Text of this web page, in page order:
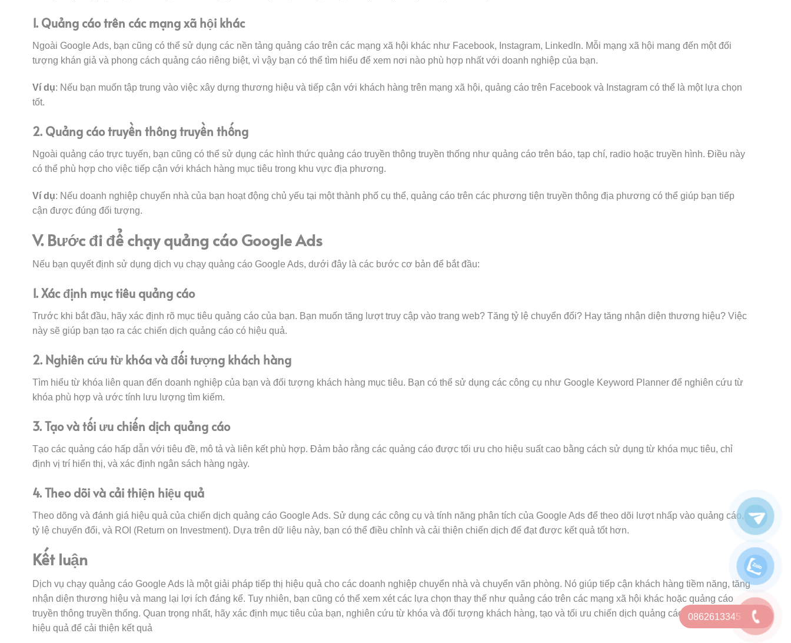
1. Quảng cáo trên các mạng xã hội khác
Ngoài Google Ads, bạn cũng có thể sử dụng các nền tảng quảng cáo trên các mạng xã hội khác như Facebook, Instagram, LinkedIn. Mỗi mạng xã hội mang đến một đối
tượng khán giả và phong cách quảng cáo riêng biệt, vì vậy bạn có thể tìm hiểu để xem nơi nào phù hợp nhất với doanh nghiệp của bạn.
Ví dụ: Nếu bạn muốn tập trung vào việc xây dựng thương hiệu và tiếp cận với khách hàng trên mạng xã hội, quảng cáo trên Facebook và Instagram có thể là một lựa chọn
tốt.
2. Quảng cáo truyền thông truyền thống
Ngoài quảng cáo trực tuyến, bạn cũng có thể sử dụng các hình thức quảng cáo truyền thông truyền thống như quảng cáo trên báo, tạp chí, radio hoặc truyền hình. Điều này
có thể phù hợp cho việc tiếp cận với khách hàng mục tiêu trong khu vực địa phương.
Ví dụ: Nếu doanh nghiệp chuyển nhà của bạn hoạt động chủ yếu tại một thành phố cụ thể, quảng cáo trên các phương tiện truyền thông địa phương có thể giúp bạn tiếp
cận được đúng đối tượng.
V. Bước đi để chạy quảng cáo Google Ads
Nếu bạn quyết định sử dụng dịch vụ chạy quảng cáo Google Ads, dưới đây là các bước cơ bản để bắt đầu:
1. Xác định mục tiêu quảng cáo
Trước khi bắt đầu, hãy xác định rõ mục tiêu quảng cáo của bạn. Bạn muốn tăng lượt truy cập vào trang web? Tăng tỷ lệ chuyển đổi? Hay tăng nhận diện thương hiệu? Việc
này sẽ giúp bạn tạo ra các chiến dịch quảng cáo có hiệu quả.
2. Nghiên cứu từ khóa và đối tượng khách hàng
Tìm hiểu từ khóa liên quan đến doanh nghiệp của bạn và đối tượng khách hàng mục tiêu. Bạn có thể sử dụng các công cụ như Google Keyword Planner để nghiên cứu từ
khóa phù hợp và ước tính lưu lượng tìm kiếm.
3. Tạo và tối ưu chiến dịch quảng cáo
Tạo các quảng cáo hấp dẫn với tiêu đề, mô tả và liên kết phù hợp. Đảm bảo rằng các quảng cáo được tối ưu cho hiệu suất cao bằng cách sử dụng từ khóa mục tiêu, chỉ
định vị trí hiển thị, và xác định ngân sách hàng ngày.
4. Theo dõi và cải thiện hiệu quả
Theo dõng và đánh giá hiệu quả của chiến dịch quảng cáo Google Ads. Sử dụng các công cụ và tính năng phân tích của Google Ads để theo dõi lượt nhấp vào quảng cáo,
tỷ lệ chuyển đổi, và ROI (Return on Investment). Dựa trên dữ liệu này, bạn có thể điều chỉnh và cải thiện chiến dịch để đạt được kết quả tốt hơn.
Kết luận
Dịch vụ chạy quảng cáo Google Ads là một giải pháp tiếp thị hiệu quả cho các doanh nghiệp chuyển nhà và chuyển văn phòng. Nó giúp tiếp cận khách hàng tiềm năng, tăng
nhận diện thương hiệu và mang lại lợi ích đáng kể. Tuy nhiên, bạn cũng có thể xem xét các lựa chọn thay thế như quảng cáo trên các mạng xã hội khác hoặc quảng cáo
truyền thông truyền thống. Quan trọng nhất, hãy xác định mục tiêu của bạn, nghiên cứu từ khóa và đối tượng khách hàng, tạo và tối ưu chiến dịch quảng cáo, và theo dõi
hiệu quả để cải thiện kết quả
0862613345